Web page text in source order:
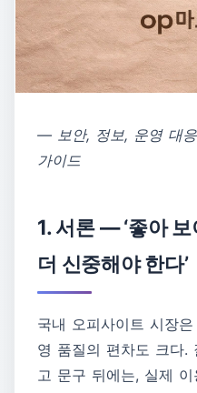
― 보안, 정보, 운영 대
가이드
1. 서론 ― ‘좋아
더 신중해야 한다’
국내 오피사이트 시장
영 품질의 편차도 크다.
고 문구 뒤에는, 실제